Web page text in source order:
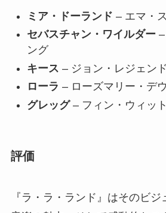
ミア・ドーランド – エマ・
セバスチャン・ワイルダー
ング
キース – ジョン・レジェンド
ローラ – ローズマリー・デ
グレッグ– フィン・ウィッ
評価
『ラ・ラ・ランド』はそのビジ